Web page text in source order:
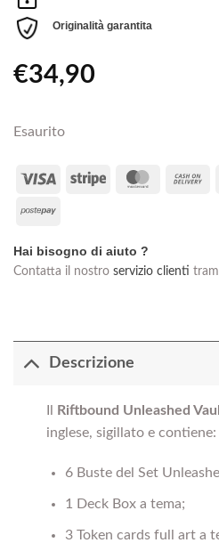
Originalità garantita
€34,90
Esaurito
Visa Stripe
Postepay
Hai bisogno di aiuto ?
Contatta il nostro servizio clienti
Descrizione
Riftbound Unleashed
inglese, sigillato e contiene:
6 Buste del Set
1 Deck Box a tema;
3 Token cards full art a